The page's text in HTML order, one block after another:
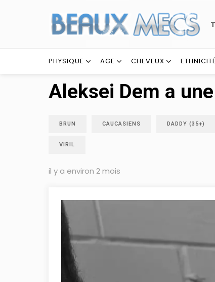
PHYSIQUE AGE CHEVEUX ETHNICITÉ
Aleksei Dem a
BRUN CAUCASIENS DADDY (35+)
VIRIL
il y a environ 2 mois